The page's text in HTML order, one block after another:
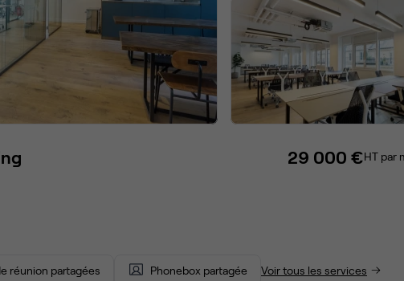
29 000 €HT par
réunion partagées Phonebox partagée Voir tous les services